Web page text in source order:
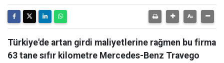
Türkiye'de artan girdi maliyetlerine rağmen bu firma
63 tane sıfır kilometre Mercedes-Benz Travego